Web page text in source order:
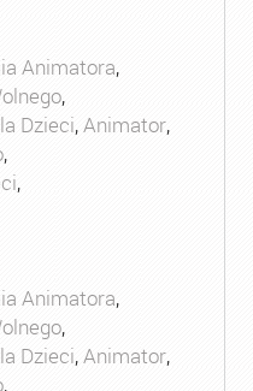
Animatora,
,
Dzieci,Animator,
,
,
Animatora,
,
Dzieci,Animator,
,